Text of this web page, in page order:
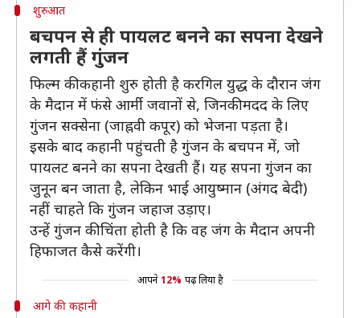
शुरुआत
बचपन से ही पायलट बनने का सपना देखने
लगती हैं गुंजन
फिल्म की कहानी शुरु होती है करगिल युद्ध के दौरान जंग
के मैदान में फंसे आर्मी जवानों से, जिनकी मदद के लिए
गुंजन सक्सेना (जाह्नवी कपूर) को भेजना पड़ता है।
इसके बाद कहानी पहुंचती है गुंजन के बचपन में, जो
पायलट बनने का सपना देखती हैं। यह सपना गुंजन का
जुनून बन जाता है, लेकिन भाई आयुष्मान (अंगद बेदी)
नहीं चाहते कि गुंजन जहाज उड़ाए।
उन्हें गुंजन की चिंता होती है कि वह जंग के मैदान अपनी
हिफाजत कैसे करेंगी।
आपने 12% पढ़ लिया है
आगे की कहानी